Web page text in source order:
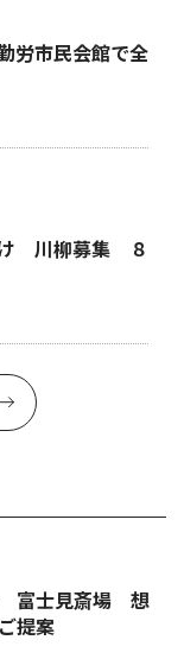
労市民会館で全
け 川柳募集 ８
富士見斎場 想
提案